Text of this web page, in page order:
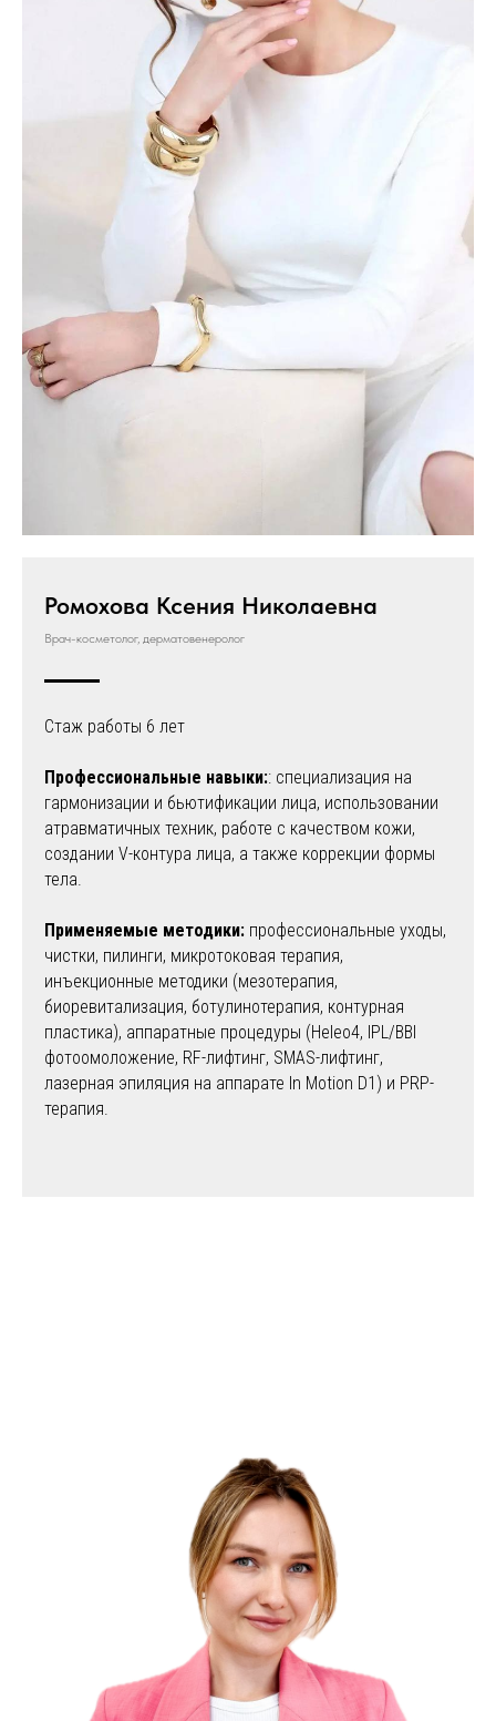
Ромохова Ксения Николаевна
Врач-косметолог, дерматовенеролог
Стаж работы 6 лет
Профессиональные навыки:: специализация на
гармонизации и бьютификации лица, использовании
атравматичных техник, работе с качеством кожи,
создании V-контура лица, а также коррекции формы
тела.
Применяемые методики: ⁠профессиональные уходы,
чистки, пилинги, микротоковая терапия,
инъекционные методики (мезотерапия,
биоревитализация, ботулинотерапия, контурная
пластика), аппаратные процедуры (Heleo4, IPL/BBI
фотоомоложение, RF-лифтинг, SMAS-лифтинг,
лазерная эпиляция на аппарате In Motion D1) и PRP-
терапия.